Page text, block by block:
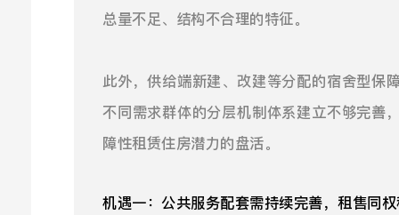
总量不足、结构不合理的特征。
此外，供给端新建、改建等分配的宿舍型保
不同需求群体的分层机制体系建立不够完善
障性租赁住房潜力的盘活。
机遇一：公共服务配套需持续完善，租售同